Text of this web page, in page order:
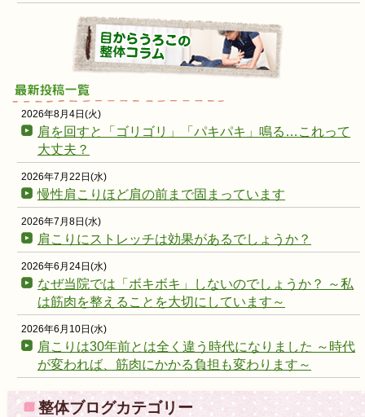
2026年8月4日(火)
肩を回すと「ゴリゴリ」「パキパキ」鳴る…これって
大丈夫？
2026年7月22日(水)
慢性肩こりほど肩の前まで固まっています
2026年7月8日(水)
肩こりにストレッチは効果があるでしょうか？
2026年6月24日(水)
なぜ当院では「ボキボキ」しないのでしょうか？ ～私
は筋肉を整えることを大切にしています～
2026年6月10日(水)
肩こりは30年前とは全く違う時代になりました ～時代
が変われば、筋肉にかかる負担も変わります～
整体ブログカテゴリー